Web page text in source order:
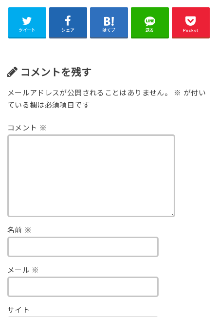
ツイート シェア はてブ 送る Pocket
コメントを残す
メールアドレスが公開されることはありません。 ※ が付い
ている欄は必須項目です
コメント ※
名前 ※
メール ※
サイト